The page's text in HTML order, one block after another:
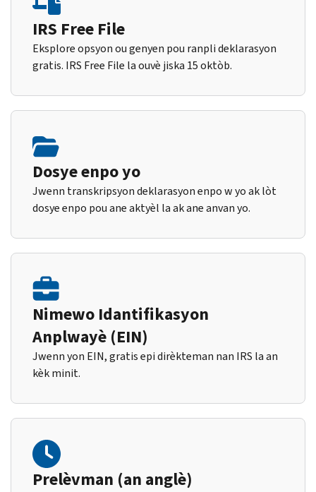
IRS Free File
Eksplore opsyon ou genyen pou ranpli deklarasyon
gratis. IRS Free File la ouvè jiska 15 oktòb.
Dosye enpo yo
Jwenn transkripsyon deklarasyon enpo w yo ak lòt
dosye enpo pou ane aktyèl la ak ane anvan yo.
Nimewo Idantifikasyon
Anplwayè (EIN)
Jwenn yon EIN, gratis epi dirèkteman nan IRS la an
kèk minit.
Prelèvman (an anglè)